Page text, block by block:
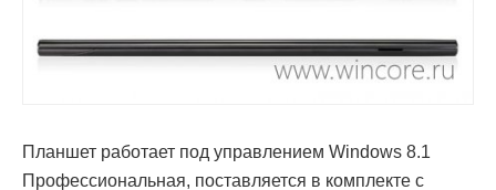
Планшет работает под управлением Windows 8.1
Профессиональная, поставляется в комплекте с